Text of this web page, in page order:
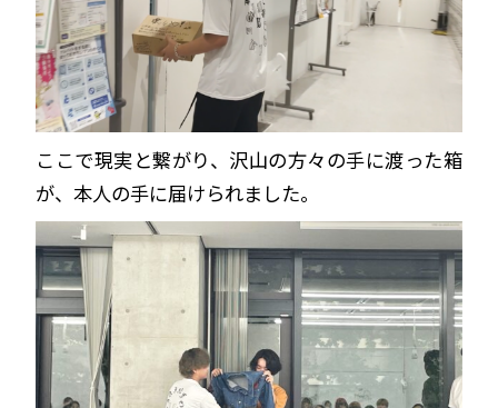
ここで現実と繋がり、沢山の方々の手に渡った箱
が、本人の手に届けられました。